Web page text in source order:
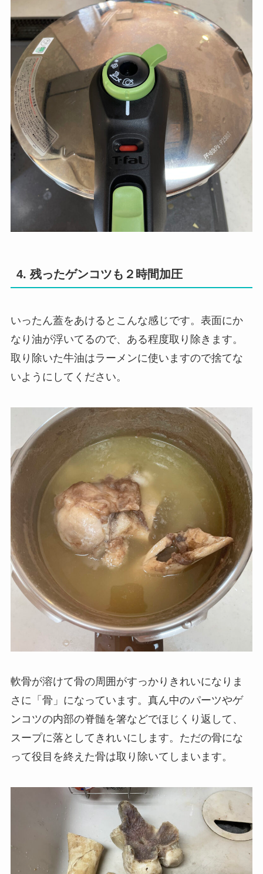
4. 残ったゲンコツも２時間加圧
いったん蓋をあけるとこんな感じです。表面にか
なり油が浮いてるので、ある程度取り除きます。
取り除いた牛油はラーメンに使いますので捨てな
いようにしてください。
軟骨が溶けて骨の周囲がすっかりきれいになりま
さに「骨」になっています。真ん中のパーツやゲ
ンコツの内部の脊髄を箸などでほじくり返して、
スープに落としてきれいにします。ただの骨にな
って役目を終えた骨は取り除いてしまいます。